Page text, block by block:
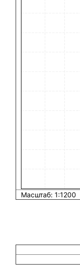
Масштаб: 1:1200